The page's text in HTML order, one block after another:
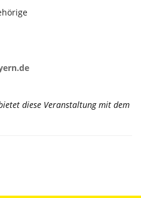
diese Veranstaltung mit dem